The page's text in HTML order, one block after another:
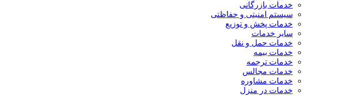
خدمات بازرگانی
سیستم امنیتی و حفاظتی
خدمات پخش و توزیع
سایر خدمات
خدمات حمل و نقل
خدمات بیمه
خدمات ترجمه
خدمات مجالس
خدمات مشاوره
خدمات در منزل